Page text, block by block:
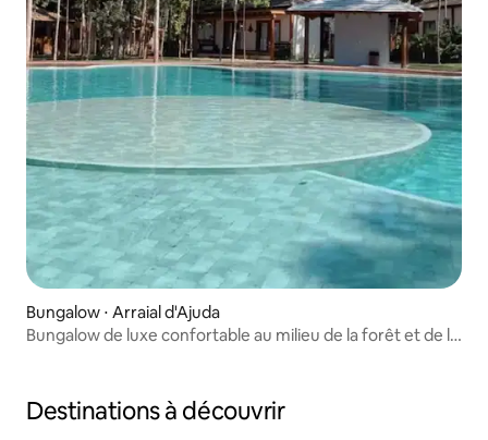
Bungalow ⋅ Arraial d'Ajuda
Bungalow de luxe confortable au milieu de la forêt et de la
Destinations à découvrir